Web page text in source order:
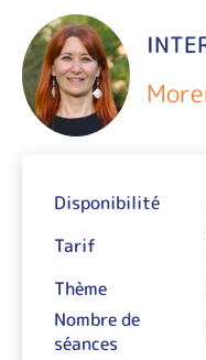
Disponibilité
Tarif
Thème
Nombre de
séances